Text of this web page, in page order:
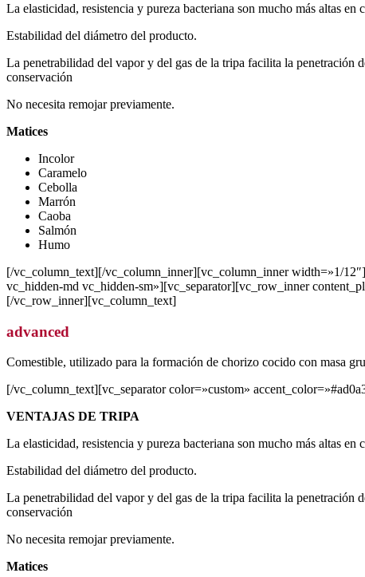
La elasticidad, resistencia y pureza bacteriana son mucho más altas en
Estabilidad del diámetro del producto.
La penetrabilidad del vapor y del gas de la tripa facilita la penetración
conservación
No necesita remojar previamente.
Matices
Incolor
Caramelo
Cebolla
Marrón
Caoba
Salmón
Humo
[/vc_column_text][/vc_column_inner][vc_column_inner width=»1/
vc_hidden-md vc_hidden-sm»][vc_separator][vc_row_inner
[/vc_row_inner][vc_column_text]
advanced
Comestible, utilizado para la formación de chorizo cocido con masa
[/vc_column_text][vc_separator color=»custom»
VENTAJAS DE TRIPA
La elasticidad, resistencia y pureza bacteriana son mucho más altas en
Estabilidad del diámetro del producto.
La penetrabilidad del vapor y del gas de la tripa facilita la penetración
conservación
No necesita remojar previamente.
Matices